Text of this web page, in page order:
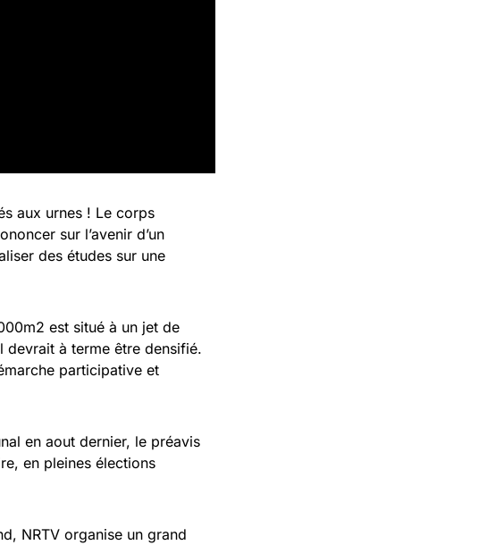
aux urnes ! Le corps
sur l’avenir d’un
des études sur une
est situé à un jet de
à terme être densifié.
participative et
en aout dernier, le préavis
en pleines élections
NRTV organise un grand